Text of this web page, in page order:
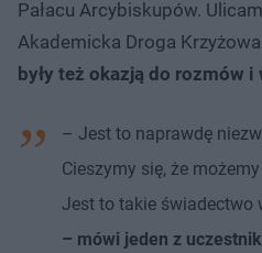
Pałacu Arcybiskupów.
Akademicka Droga
były też okazją do rozmów
– Jest to naprawdę
Cieszymy się, że
Jest to takie świadectwo
– mówi jeden z